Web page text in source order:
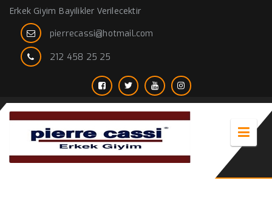
Erkek Giyim Bayilikler Verilecektir
pierrecassi@hotmail.com
212 458 25 25